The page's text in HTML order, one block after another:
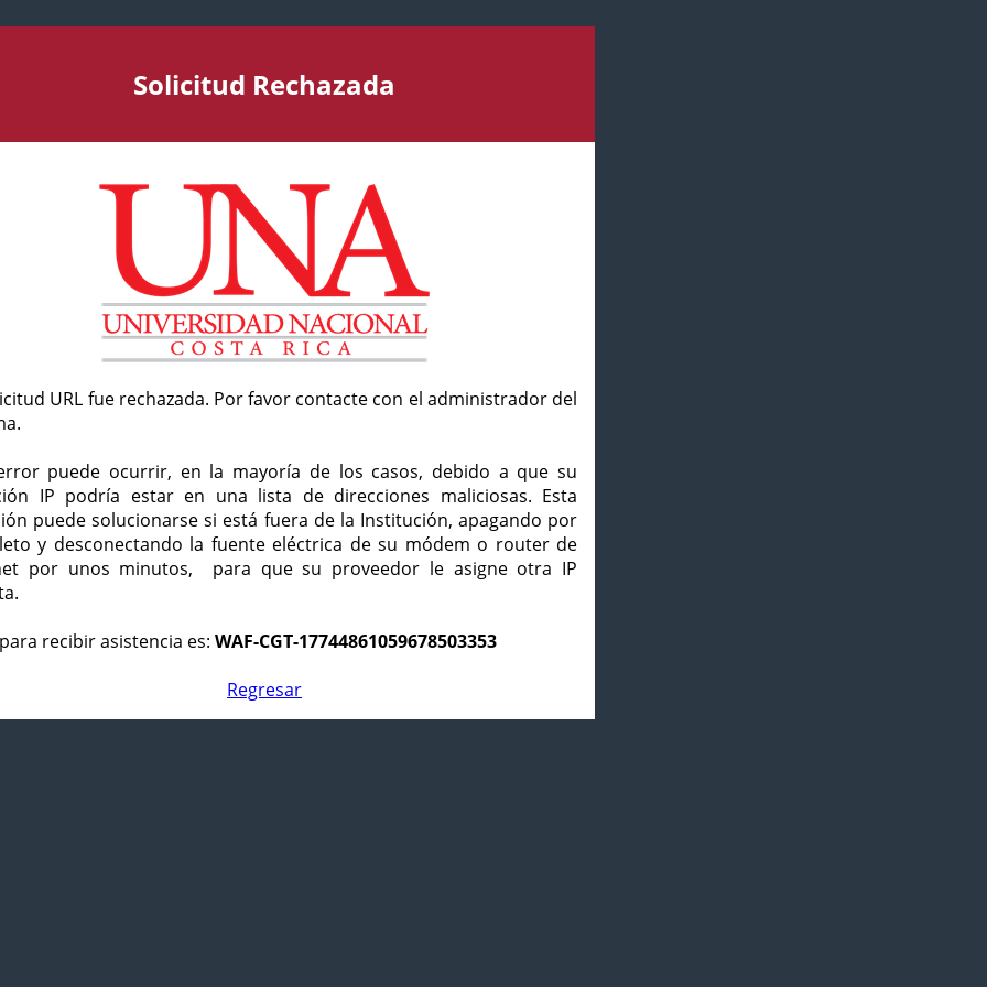
Solicitud Rechazada
URL fue rechazada. Por favor contacte con el administrador del
puede ocurrir, en la mayoría de los casos, debido a que su
IP podría estar en una lista de direcciones maliciosas. Esta
puede solucionarse si está fuera de la Institución, apagando por
y desconectando la fuente eléctrica de su módem o router de
por unos minutos, para que su proveedor le asigne otra IP
recibir asistencia es: WAF-CGT-17744861059678503353
Regresar